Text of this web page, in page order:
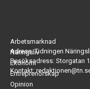
Adress: Tidningen
Besöksadress: Storgatan
Kontakt:
Arbetsmarknad
Näringsliv
Ekonomi
Entreprenörskap
Opinion